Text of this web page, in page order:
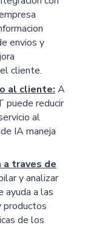
envios y
cliente.
al cliente: A
puede reducir
al
IA maneja
traves de
y analizar
ayuda a las
productos
de los